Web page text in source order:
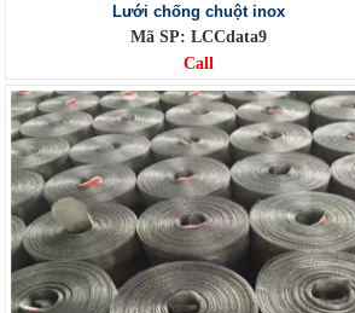
Lưới chống chuột inox
Mã SP: LCCdata9
Call